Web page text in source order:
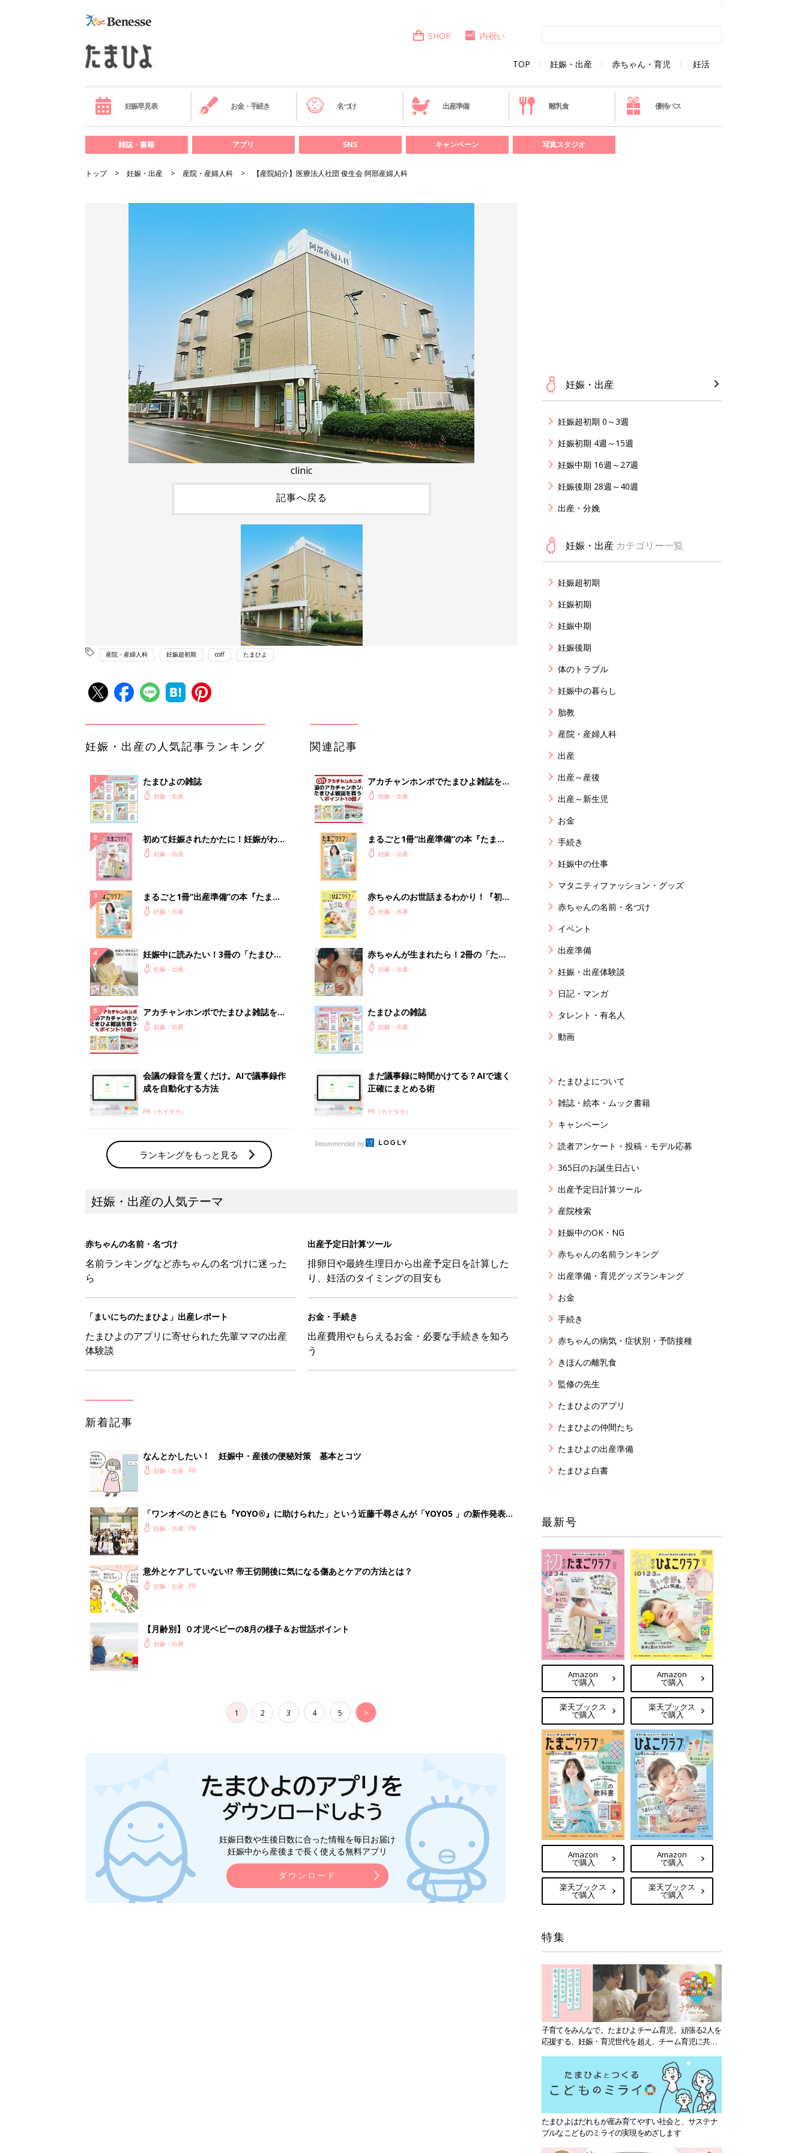
TOP 妊娠・出産 赤ちゃん・育児 妊活
SHOP 内祝い
妊娠早見表 お金・手続き 名づけ 出産準備 離乳食 優待パス
雑誌・書籍 アプリ SNS キャンペーン 写真スタジオ
トップ 妊娠・出産 産院・産婦人科 【産院紹介】医療法人社団 俊生会 阿部産婦人科
clinic
記事へ戻る
産院・産婦人科 妊娠超初期 coff たまひよ
妊娠・出産の人気記事ランキング
たまひよの雑誌
妊娠・出産
初めて妊娠されたかたに！妊娠がわか
ったら最初に読む本『初めてのたまご
妊娠・出産
まるごと1冊“出産準備”の本『たまご
クラブ 夏号』〈スペシャル大特集〉
妊娠・出産
妊娠中に読みたい！3冊の「たまひ
よ」妊娠・出産
アカチャンホンポでたまひよ雑誌を買
うとポイント10倍【期間限定】
妊娠・出産
会議の録音を置くだけ。AIで議事録作
成を自動化する方法
PR（カイタヨ）
ランキングをもっと見る
関連記事
アカチャンホンポでたまひよ雑誌を買
うとポイント10倍【期間限定】
妊娠・出産
まるごと1冊“出産準備”の本『たまご
クラブ 夏号』〈スペシャル大特集〉
妊娠・出産
赤ちゃんのお世話まるわかり！『初め
てのひよこクラブ 夏号』〈巻頭大特
妊娠・出産
赤ちゃんが生まれたら！2冊の「たま
ひよ」
妊娠・出産
たまひよの雑誌
妊娠・出産
まだ議事録に時間かけてる？AIで速く
正確にまとめる術
PR（カイタヨ）
Recommended by
妊娠・出産の人気テーマ
赤ちゃんの名前・名づけ
名前ランキングなど赤ちゃんの名づけに迷った
ら
出産予定日計算ツール
排卵日や最終生理日から出産予定日を計算した
り、妊活のタイミングの目安も
「まいにちのたまひよ」出産レポート
たまひよのアプリに寄せられた先輩ママの出産
体験談
お金・手続き
出産費用やもらえるお金・必要な手続きを知ろ
う
新着記事
なんとかしたい！ 妊娠中・産後の便秘対策 基本とコツ
妊娠・出産
「ワンオペのときにも『YOYO®』に助けられた」という近藤千尋さんが「YOYO5 」の新作発表
会に登場。「YOYO®」を愛用し続けている魅力とは!?
妊娠・出産
意外とケアしていない!? 帝王切開後に気になる傷あとケアの方法とは？
妊娠・出産
【月齢別】０才児ベビーの8月の様子＆お世話ポイント
妊娠・出産
1 2 3 4 5 >
妊娠日数や生後日数に合った情報を毎日お届け
妊娠中から産後まで長く使える無料アプリ
ダウンロード
妊娠・出産
妊娠超初期 0～3週
妊娠初期 4週～15週
妊娠中期 16週～27週
妊娠後期 28週～40週
出産・分娩
妊娠・出産 カテゴリー一覧
妊娠超初期
妊娠初期
妊娠中期
妊娠後期
体のトラブル
妊娠中の暮らし
胎教
産院・産婦人科
出産
出産～産後
出産～新生児
お金
手続き
妊娠中の仕事
マタニティファッション・グッズ
赤ちゃんの名前・名づけ
イベント
出産準備
妊娠・出産体験談
日記・マンガ
タレント・有名人
動画
たまひよについて
雑誌・絵本・ムック書籍
キャンペーン
読者アンケート・投稿・モデル応募
365日のお誕生日占い
出産予定日計算ツール
産院検索
妊娠中のOK・NG
赤ちゃんの名前ランキング
出産準備・育児グッズランキング
お金
手続き
赤ちゃんの病気・症状別・予防接種
きほんの離乳食
監修の先生
たまひよのアプリ
たまひよの仲間たち
たまひよの出産準備
たまひよ白書
最新号
Amazon
で購入
楽天ブックス
で購入
Amazon
で購入
楽天ブックス
で購入
Amazon
で購入
楽天ブックス
で購入
Amazon
で購入
楽天ブックス
で購入
特集
子育てをみんなで。たまひよチーム育児。頑張る2人を
応援する、妊娠・育児世代を超え、チーム育児に共感
たまひよはだれもが産み育てやすい社会と、サステナ
ブルなこどものミライの実現をめざします